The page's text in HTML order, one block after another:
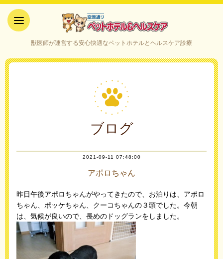
ケア｜山口県宇部市
獣医師が運営する安心快適なペットホテルとヘルスケア診療
ブログ
2021-09-11 07:48:00
アポロちゃん
昨日午後アポロちゃんがやってきたので、お泊りは、アポロ
ちゃん、ポッケちゃん、クーコちゃんの３頭でした。今朝
は、気候が良いので、長めのドッグランをしました。